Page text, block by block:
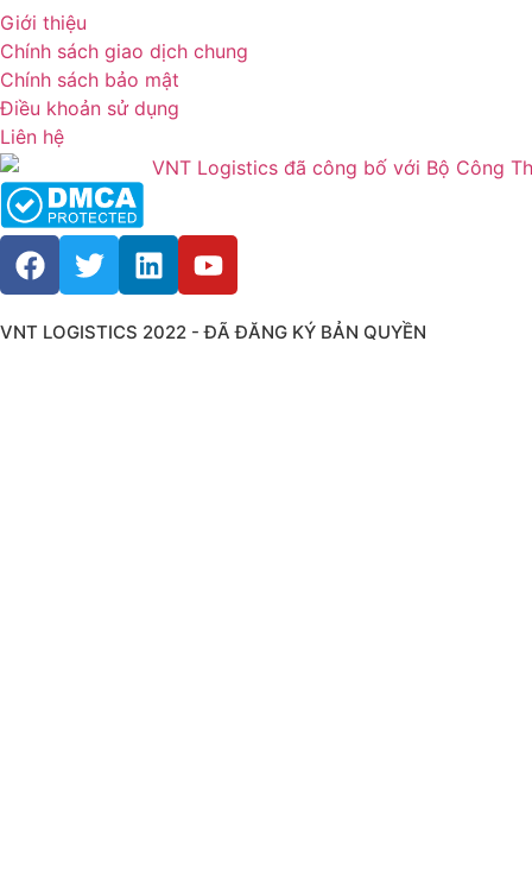
Giới thiệu
Chính sách giao dịch chung
Chính sách bảo mật
Điều khoản sử dụng
Liên hệ
VNT LOGISTICS 2022 - ĐÃ ĐĂNG KÝ BẢN QUYỀN